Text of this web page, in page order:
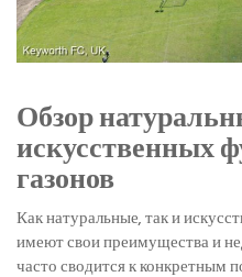
Обзор
искусственных
газонов
Как натуральные, так и
имеют свои преимущества и
часто сводится к конкретным